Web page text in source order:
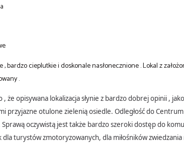
, bardzo cieplutkie i doskonale nasłonecznione .Lokal z
.
, że opisywana lokalizacja słynie z bardzo dobrej opinii ,
przyjazne otulone zielenią osiedle. Odległość do
oczywistą jest także bardzo szeroki dostęp do
dla turystów zmotoryzowanych, dla miłośników